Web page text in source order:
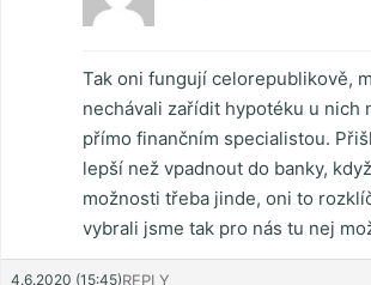
Tak oni fungují celorepublikově,
nechávali zařídit hypotéku u nich
přímo finančním specialistou.
lepší než vpadnout do banky,
možnosti třeba jinde, oni to
vybrali jsme tak pro nás tu nej
4.6.2020 (15:45)REPLY